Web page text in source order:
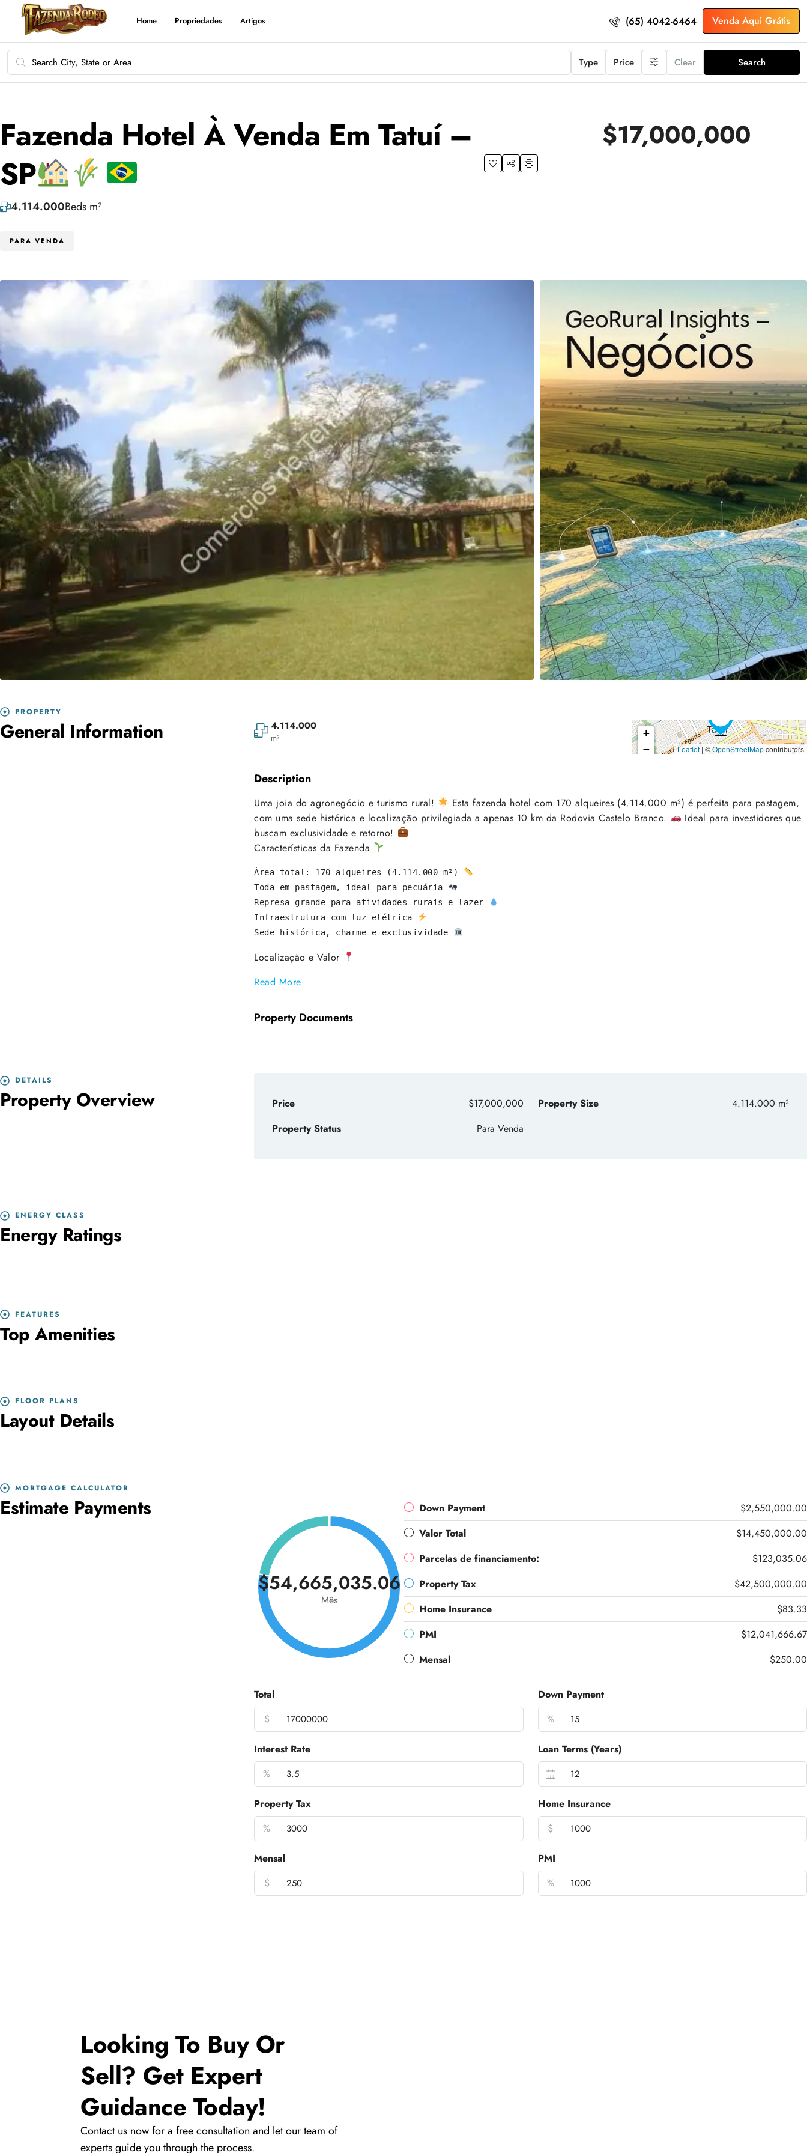
Home Propriedades Artigos (65) 4042-6464 Venda Aqui Grátis
Type Price Clear Search
Fazenda Hotel À Venda Em Tatuí –
SP
Beds m²
4.114.000
PARA VENDA
$17,000,000
PROPERTY
General Information 4.114.000
m²
+
−
Leaflet| ©OpenStreetMapcontributors
Description
Uma joia do agronegócio e turismo rural!
Esta fazenda hotel com 170 alqueires (4.114.000 m²) é perfeita para pastagem,
com uma sede histórica e localização privilegiada a apenas 10 km da Rodovia Castelo Branco.
Ideal para investidores que
buscam exclusividade e retorno!
Características da Fazenda
Área total: 170 alqueires (4.114.000 m²)
Toda em pastagem, ideal para pecuária
Represa grande para atividades rurais e lazer
Infraestrutura com luz elétrica
Sede histórica, charme e exclusividade
Localização e Valor
Read More
Property Documents
DETAILS
Property Overview Price $17,000,000 Property Size
4.114.000 m²
Property Status
Para Venda
ENERGY CLASS
Energy Ratings
FEATURES
Top Amenities
FLOOR PLANS
Layout Details
MORTGAGE CALCULATOR
Estimate Payments
$54,665,035.06
Mês
Down Payment
$2,550,000.00
Valor Total
$14,450,000.00
Parcelas de financiamento:
$123,035.06
Property Tax
$42,500,000.00
Home Insurance
$83.33
PMI
$12,041,666.67
Mensal
$250.00
Total
$
Down Payment
%
Interest Rate
%
Loan Terms (Years)
Property Tax
%
Home Insurance
$
Mensal
$
PMI
%
Looking To Buy Or
Sell? Get Expert
Guidance Today!
Contact us now for a free consultation and let our team of
experts guide you through the process.